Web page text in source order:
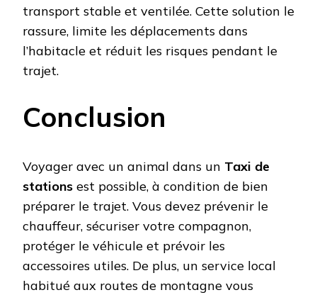
transport stable et ventilée. Cette solution le
rassure, limite les déplacements dans
l’habitacle et réduit les risques pendant le
trajet.
Conclusion
Voyager avec un animal dans un Taxi de
stations est possible, à condition de bien
préparer le trajet. Vous devez prévenir le
chauffeur, sécuriser votre compagnon,
protéger le véhicule et prévoir les
accessoires utiles. De plus, un service local
habitué aux routes de montagne vous